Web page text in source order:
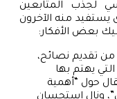
لجذب المتابعين
يستفيد منه الآخرون
بعض الأفكار:
تقديم نصائح،
يهتم بها
حول “أهمية